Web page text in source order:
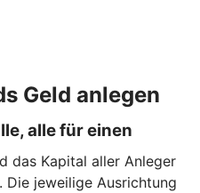
Geld anlegen
alle für einen
das Kapital aller Anleger
Die jeweilige Ausrichtung